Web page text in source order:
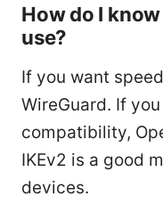
How do I
use?
If you want
WireGuard. If
compatibility,
IKEv2 is a good
devices.